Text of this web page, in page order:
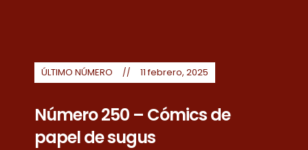
ÚLTIMO NÚMERO 11 febrero, 2025
Número 250 – Cómics de
papel de sugus